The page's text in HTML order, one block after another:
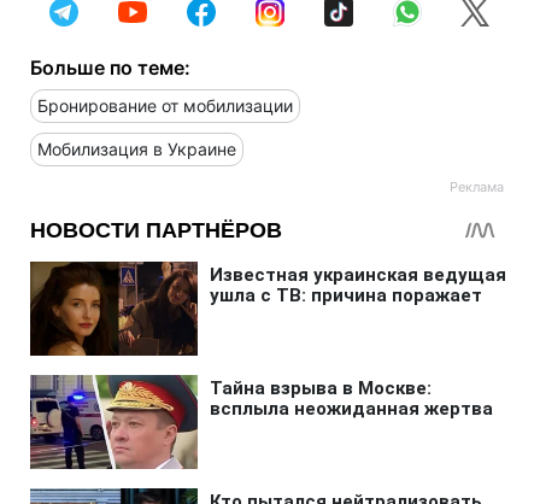
Больше по теме:
Бронирование от мобилизации
Мобилизация в Украине